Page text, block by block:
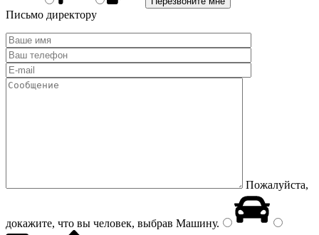
Письмо директору
Пожалуйста,
докажите, что вы человек, выбрав Машину.